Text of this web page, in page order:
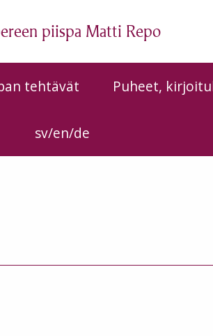
piispa Matti Repo
tehtävät Puheet,
sv/en/de